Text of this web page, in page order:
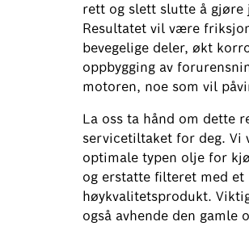
rett og slett slutte å gjøre
Resultatet vil være
bevegelige deler, økt
oppbygging av
motoren, noe som vil
La oss ta hånd om dette
servicetiltaket for deg. Vi
optimale typen olje for
og erstatte filteret med et
høykvalitetsprodukt.
også avhende den gamle